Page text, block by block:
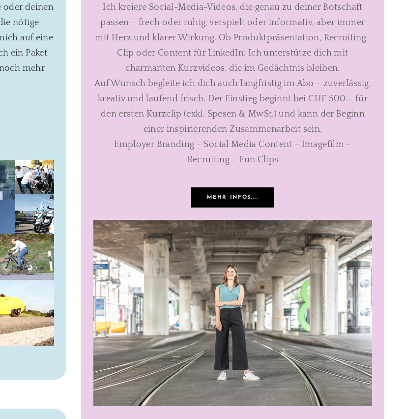
oder deinen
nötige
auf eine
ein Paket
mehr
Ich kreiere Social-Media-Videos, die genau zu deiner Botschaft
passen – frech oder ruhig, verspielt oder informativ, aber immer
mit Herz und klarer Wirkung. Ob Produktpräsentation, Recruiting-
Clip oder Content für LinkedIn: Ich unterstütze dich mit
charmanten Kurzvideos, die im Gedächtnis bleiben.
Auf Wunsch begleite ich dich auch langfristig im Abo – zuverlässig,
kreativ und laufend frisch. Der Einstieg beginnt bei CHF 500.– für
den ersten Kurzclip (exkl. Spesen & MwSt.) und kann der Beginn
einer inspirierenden Zusammenarbeit sein.
Employer Branding – Social Media Content – Imagefilm –
Recruiting – Fun Clips
MEHR INFOS....